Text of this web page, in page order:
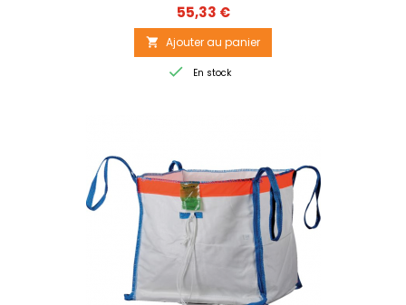
Prix
55,33 €
 Ajouter au panier
 En stock